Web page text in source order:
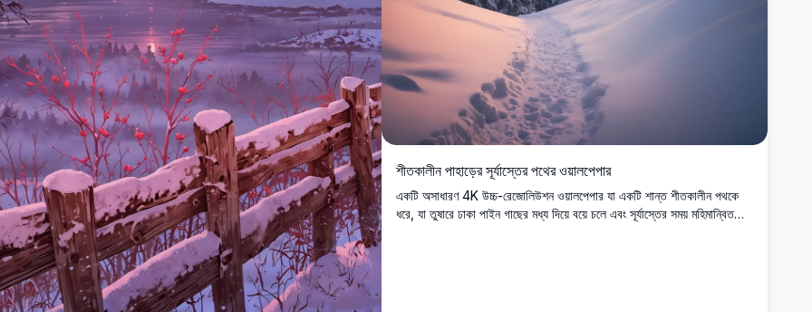
শীতকালীন পাহাড়ের সূর্যাস্তের পথের ওয়ালপেপার
একটি অসাধারণ 4K উচ্চ-রেজোলিউশন ওয়ালপেপার যা একটি শান্ত শীতকালীন পথকে
ধরে, যা তুষারে ঢাকা পাইন গাছের মধ্য দিয়ে বয়ে চলে এবং সূর্যাস্তের সময় মহিমান্বিত